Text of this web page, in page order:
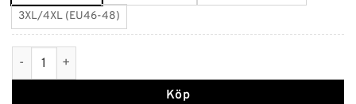
3XL/4XL (EU46-48)
Röd Kimono Silkeslen mängd
Köp